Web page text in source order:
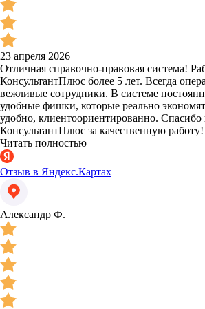
23 апреля 2026
Отличная справочно-правовая система!
КонсультантПлюс более 5 лет. Всегда
вежливые сотрудники. В системе
удобные фишки, которые реально
удобно, клиентоориентированно. Спасибо
КонсультантПлюс за качественную работу!
Читать полностью
Отзыв в Яндекс.Картах
Александр Ф.